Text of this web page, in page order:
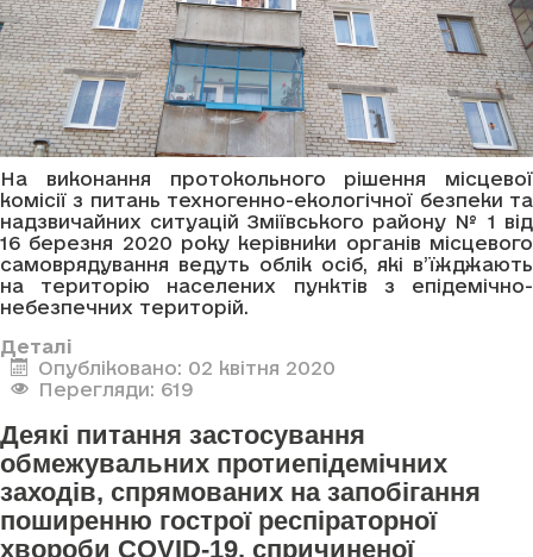
На виконання протокольного рішення місцевої
комісії з питань техногенно-екологічної безпеки та
надзвичайних ситуацій Зміївського району № 1 від
16 березня 2020 року керівники органів місцевого
самоврядування ведуть облік осіб, які в’їжджають
на територію населених пунктів з епідемічно-
небезпечних територій.
Деталі
Опубліковано: 02 квітня 2020
Перегляди: 619
Деякі питання застосування
обмежувальних протиепідемічних
заходів, спрямованих на запобігання
поширенню гострої респіраторної
хвороби COVID-19, спричиненої